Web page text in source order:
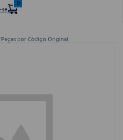
se
0
Peças por Código Original